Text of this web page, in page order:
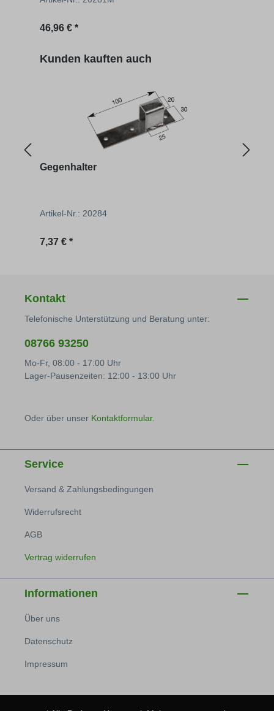
Regulärer Preis:
46,96 € *
Produktgalerie überspringen
Kunden kauften auch
Gegenhalter
Artikel-Nr.: 20284
Regulärer Preis:
7,37 € *
Kontakt
Telefonische Unterstützung und Beratung unter:
08766 93250
Mo-Fr, 08:00 - 17:00 Uhr
Lager-Pausenzeiten: 12:00 - 13:00 Uhr
Oder über unser Kontaktformular.
Service
Versand & Zahlungsbedingungen
Widerrufsrecht
AGB
Vertrag widerrufen
Informationen
Über uns
Datenschutz
Impressum